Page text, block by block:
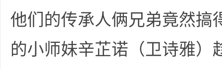
他们的传承人俩兄弟竟然搞
的小师妹辛芷诺（卫诗雅）